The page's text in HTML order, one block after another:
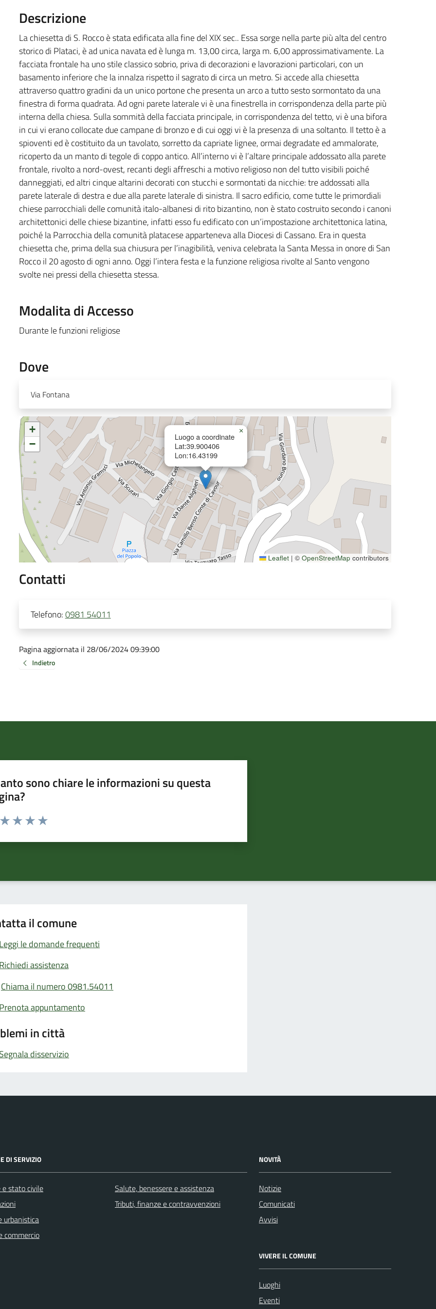
Descrizione
La chiesetta di S. Rocco è stata edificata alla fine del XIX sec.. Essa sorge nella parte più alta del centro
storico di Plataci, è ad unica navata ed è lunga m. 13,00 circa, larga m. 6,00 approssimativamente. La
facciata frontale ha uno stile classico sobrio, priva di decorazioni e lavorazioni particolari, con un
basamento inferiore che la innalza rispetto il sagrato di circa un metro. Si accede alla chiesetta
attraverso quattro gradini da un unico portone che presenta un arco a tutto sesto sormontato da una
finestra di forma quadrata. Ad ogni parete laterale vi è una finestrella in corrispondenza della parte più
interna della chiesa. Sulla sommità della facciata principale, in corrispondenza del tetto, vi è una bifora
in cui vi erano collocate due campane di bronzo e di cui oggi vi è la presenza di una soltanto. Il tetto è a
spioventi ed è costituito da un tavolato, sorretto da capriate lignee, ormai degradate ed ammalorate,
ricoperto da un manto di tegole di coppo antico. All’interno vi è l’altare principale addossato alla parete
frontale, rivolto a nord-ovest, recanti degli affreschi a motivo religioso non del tutto visibili poiché
danneggiati, ed altri cinque altarini decorati con stucchi e sormontati da nicchie: tre addossati alla
parete laterale di destra e due alla parete laterale di sinistra. Il sacro edificio, come tutte le primordiali
chiese parrocchiali delle comunità italo-albanesi di rito bizantino, non è stato costruito secondo i canoni
architettonici delle chiese bizantine, infatti esso fu edificato con un’impostazione architettonica latina,
poiché la Parrocchia della comunità platacese apparteneva alla Diocesi di Cassano. Era in questa
chiesetta che, prima della sua chiusura per l’inagibilità, veniva celebrata la Santa Messa in onore di San
Rocco il 20 agosto di ogni anno. Oggi l’intera festa e la funzione religiosa rivolte al Santo vengono
svolte nei pressi della chiesetta stessa.
Modalita di Accesso
Durante le funzioni religiose
Dove
Via Fontana
Luogo a coordinate
Lat:39.900406
Lon:16.43199
×
+
−
Leaflet | © OpenStreetMap contributors
Contatti
Telefono:0981 54011
Pagina aggiornata il 28/06/2024 09:39:00
Indietro
sono chiare le informazioni su questa
da 1 a 5 stelle la pagina
il comune
Leggi le domande frequenti
Richiedi assistenza
Chiama il numero 0981.54011
Prenota appuntamento
in città
Segnala disservizio
DI SERVIZIO
e stato civile
urbanistica
commercio
Salute, benessere e assistenza
Tributi, finanze e contravvenzioni
NOVITÀ
Notizie
Comunicati
Avvisi
VIVERE IL COMUNE
Luoghi
Eventi